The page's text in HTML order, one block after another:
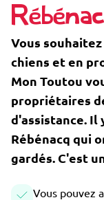
Vous
chiens et en
Mon Toutou
propriétaires
d'assistance. Il
Rébénacq qui
gardés. C'est
Vous pouvez